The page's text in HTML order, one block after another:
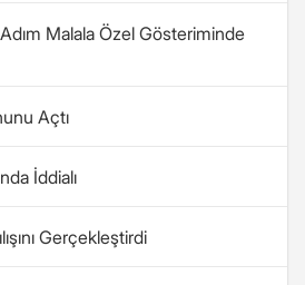
Malala Özel Gösteriminde
Açtı
İddialı
Gerçekleştirdi